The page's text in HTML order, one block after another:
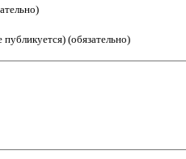
(обязательно)